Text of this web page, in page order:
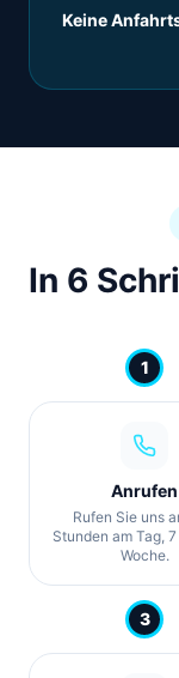
Keine
In 6
1
Anrufen
Rufen Sie uns
Stunden am Tag,
Woche.
3